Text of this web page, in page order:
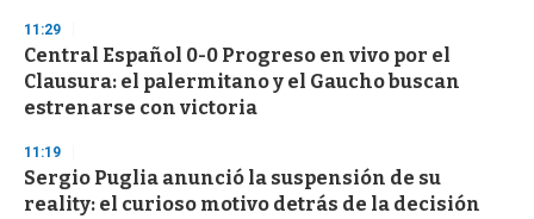
d
s
o
f
3
s
e
c
o
11:29
Central Español 0-0 Progreso en vivo por el
Clausura: el palermitano y el Gaucho buscan
estrenarse con victoria
11:19
Sergio Puglia anunció la suspensión de su
reality: el curioso motivo detrás de la decisión